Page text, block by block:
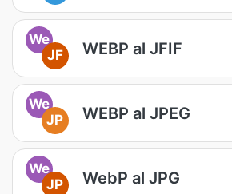
We
JF
WEBP al JFIF
We
JP
WEBP al JPEG
We
JP
WebP al JPG